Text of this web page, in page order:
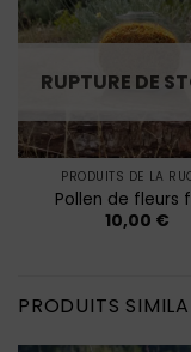
RUPTURE DE
PRODUITS DE LA
Pollen de fleurs
10,00 €
PRODUITS